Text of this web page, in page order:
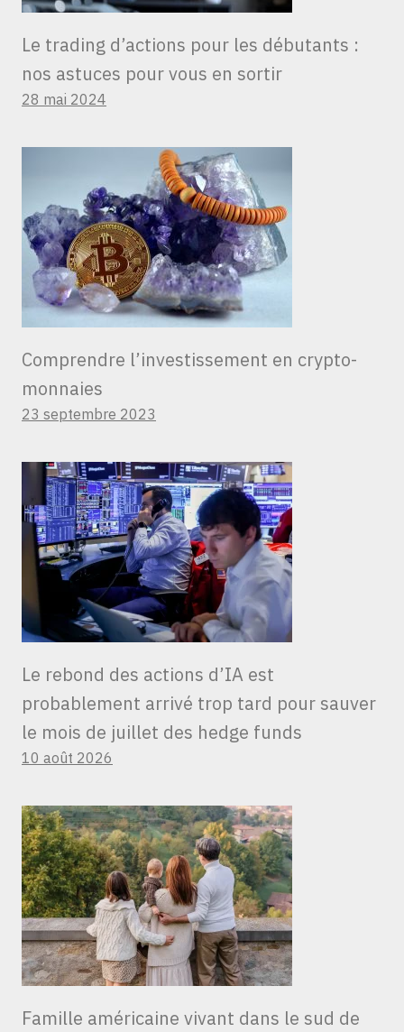
Le trading d’actions pour les débutants :
nos astuces pour vous en sortir
28 mai 2024
Comprendre l’investissement en crypto-
monnaies
23 septembre 2023
Le rebond des actions d’IA est
probablement arrivé trop tard pour sauver
le mois de juillet des hedge funds
10 août 2026
Famille américaine vivant dans le sud de